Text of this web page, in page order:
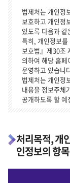
법제처는 개인정
보호하고 개인정
있도록 다음과 같
특히, 개인정보
보호법』제30조
의하여 해당 홈
운영하고 있습니
법제처는 개인정
내용을 정보주체
공개하도록 할 예
처리목적, 개
인정보의 항목